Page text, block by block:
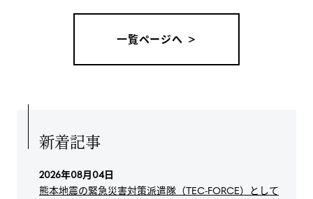
一覧ページへ
新着記事
2026年08月04日
熊本地震の緊急災害対策派遣隊（TEC-FORCE）として